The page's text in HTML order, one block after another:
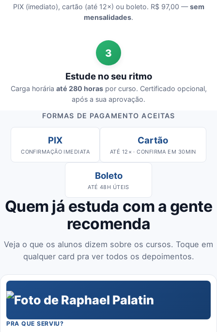
PIX (imediato), cartão (até 12×) ou boleto. R$ 97,00 —sem
mensalidades.
3
Estude no seu ritmo
Carga horária até 280 horaspor curso. Certificado opcional,
após a sua aprovação.
FORMAS DE PAGAMENTO ACEITAS
PIX
CONFIRMAÇÃO IMEDIATA
Cartão
ATÉ 12× · CONFIRMA EM 30MIN
Boleto
ATÉ 48H ÚTEIS
Quem já estuda com a gente
recomenda
Veja o que os alunos dizem sobre os cursos. Toque em
qualquer card pra ver todos os depoimentos.
PRA QUE SERVIU?